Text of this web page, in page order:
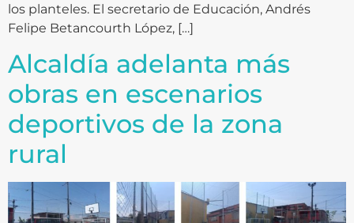
los planteles. El secretario de Educación, Andrés
Felipe Betancourth López, […]
Alcaldía adelanta más
obras en escenarios
deportivos de la zona
rural